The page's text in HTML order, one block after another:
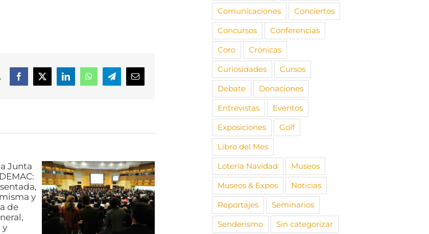
Facebook
X LinkedInWhatsAppTelegramCorreo
electrónico
Comunicaciones
Conciertos
Concursos
Conferencias
Coro
Crónicas
Curiosidades
Cursos
Debate
Donaciones
Entrevistas
Eventos
Exposiciones
Golf
Libro del Mes
Lotería Navidad
Museos
Museos & Expos
Noticias
Reportajes
Seminarios
Senderismo
Sin categorizar